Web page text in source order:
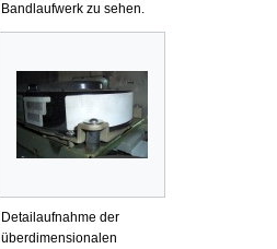
Bandlaufwerk zu sehen.
Detailaufnahme der
überdimensionalen